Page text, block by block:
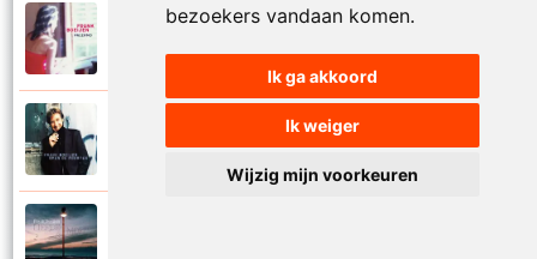
bezoekers vandaan komen.
Ik ga akkoord
Ik weiger
Wijzig mijn voorkeuren
Frank Boeijen
Op het terras
Open de poorten